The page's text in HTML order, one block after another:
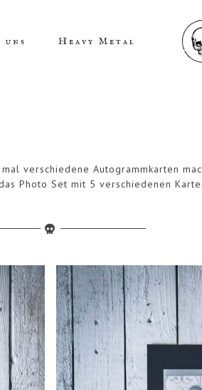
uns Heavy Metal
verschiedene Autogrammkarten
Photo Set mit 5 verschiedenen